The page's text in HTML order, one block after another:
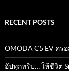
RECENT POSTS
OMODA C5 EV คร
อัปทุกทริป… ให้ชีวิต